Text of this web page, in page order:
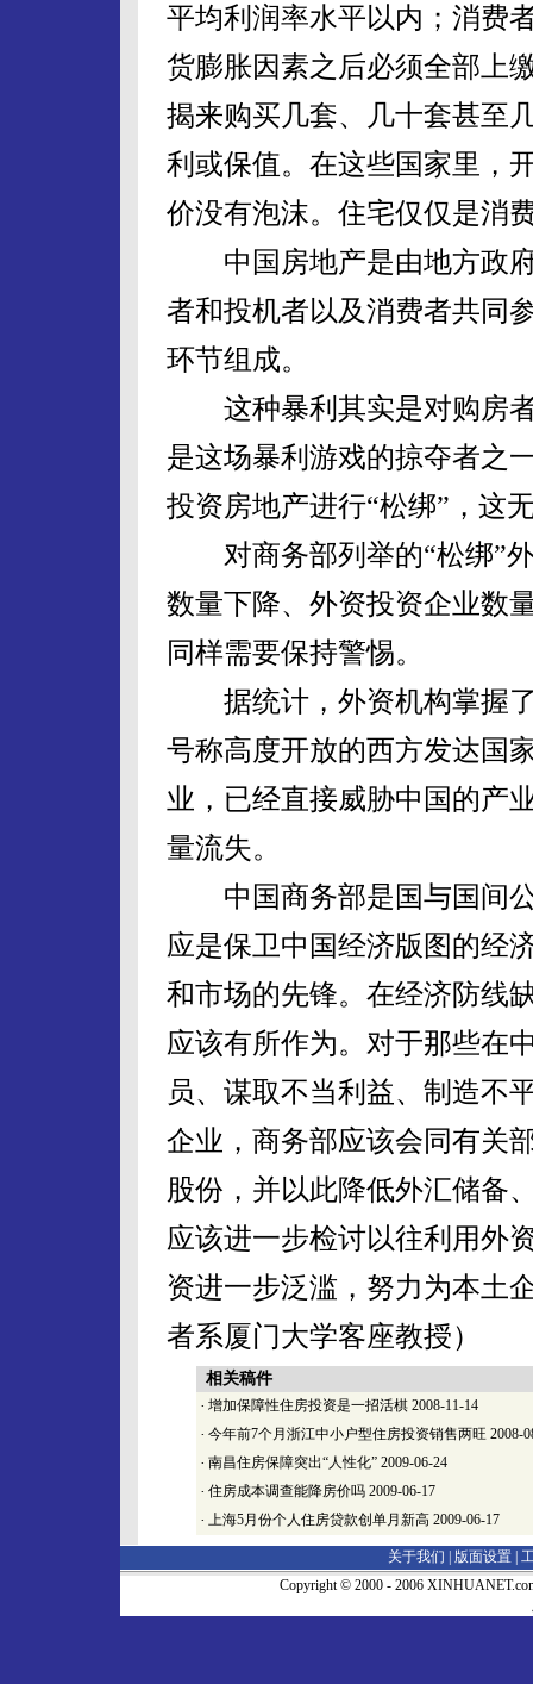
平均利润率水平以内；消费
货膨胀因素之后必须全部上
揭来购买几套、几十套甚至
利或保值。在这些国家里，
价没有泡沫。住宅仅仅是消
中国房地产是由地方政府
者和投机者以及消费者共同
环节组成。
这种暴利其实是对购房者
是这场暴利游戏的掠夺者之
投资房地产进行“松绑”，这
对商务部列举的“松绑”外
数量下降、外资投资企业数
同样需要保持警惕。
据统计，外资机构掌握了
号称高度开放的西方发达国
业，已经直接威胁中国的产
量流失。
中国商务部是国与国间公
应是保卫中国经济版图的经
和市场的先锋。在经济防线
应该有所作为。对于那些在
员、谋取不当利益、制造不
企业，商务部应该会同有关
股份，并以此降低外汇储备
应该进一步检讨以往利用外
资进一步泛滥，努力为本土
者系厦门大学客座教授）
相关稿件
· 增加保障性住房投资是一招活棋 2008-11-14
· 今年前7个月浙江中小户型住房投资销售两旺 2008-
· 南昌住房保障突出“人性化” 2009-06-24
· 住房成本调查能降房价吗 2009-06-17
· 上海5月份个人住房贷款创单月新高 2009-06-17
关于我们 | 版面设置
Copyright © 2000 - 2006